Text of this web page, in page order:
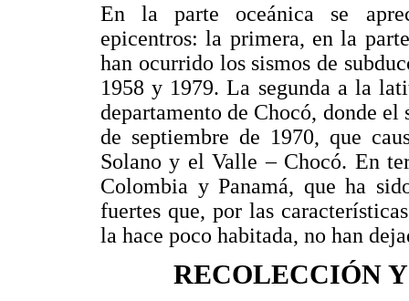
En la parte oceánica se
epicentros: la primera, en la
han ocurrido los sismos de
1958 y 1979. La segunda a la
departamento de Chocó, donde
de septiembre de 1970, que
Solano y el Valle – Chocó. En
Colombia y Panamá, que ha
fuertes que, por las
la hace poco habitada, no han
RECOLECCIÓN